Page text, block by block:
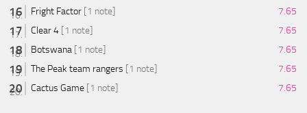
Fright Factor [1 note]
7.65
Clear 4 [1 note]
7.65
Botswana [1 note]
7.65
The Peak team rangers [1 note]
7.65
Cactus Game [1 note] 7.65